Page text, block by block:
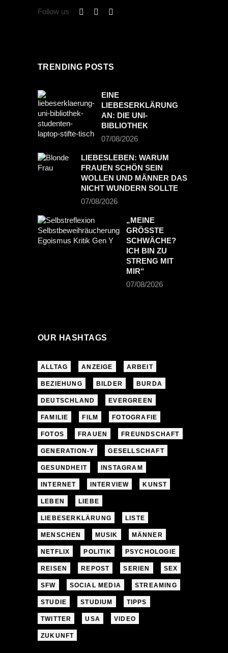
Follow us
TRENDING POSTS
EINE
LIEBESERKLÄRUNG
AN: DIE UNI-
BIBLIOTHEK
07/08/2026
LIEBESLEBEN: WARUM
FRAUEN SCHÖN SEIN
WOLLEN UND MÄNNER DAS
NICHT WUNDERN SOLLTE
07/08/2026
„MEINE
GRÖSSTE S
CHWÄCHE? I
CH BIN ZU S
TRENG MIT M
IR“
07/08/2026
OUR HASHTAGS
ALLTAG ANZEIGE ARBEIT
BEZIEHUNG BILDER BURDA
DEUTSCHLAND EVERGREEN
FAMILIE FILM FOTOGRAFIE
FOTOS FRAUEN FREUNDSCHAFT
GENERATION-Y GESELLSCHAFT
GESUNDHEIT INSTAGRAM
INTERNET INTERVIEW KUNST
LEBEN LIEBE
LIEBESERKLÄRUNG LISTE
MENSCHEN MUSIK MÄNNER
NETFLIX POLITIK PSYCHOLOGIE
REISEN REPOST SERIEN SEX
SFW SOCIAL MEDIA STREAMING
STUDIE STUDIUM TIPPS
TWITTER USA VIDEO
ZUKUNFT